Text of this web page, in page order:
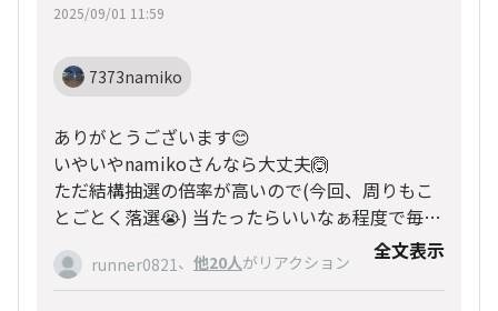
2025/09/01 11:59
7373namiko
ありがとうございます😊
いやいやnamikoさんなら大丈夫🙆
ただ結構抽選の倍率が高いので(今回、周りもこ
とごとく落選😭) 当たったらいいなぁ程度で毎回
申し込んで『運試し』して下さい🩷
久々シドニーきっと懐かしくて涙😭出ちゃうよ
ー
runner0821 、 他20人がリアクション 全文表示